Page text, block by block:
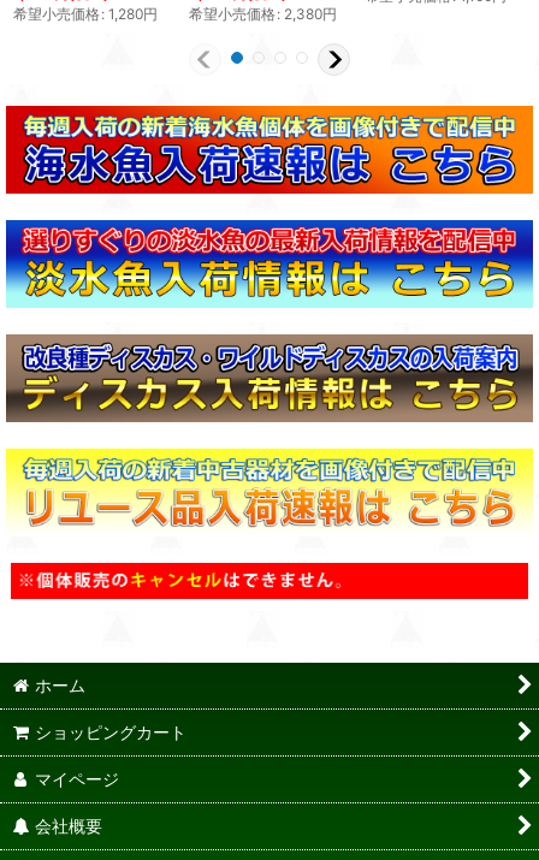
希望小売価格: 1,280円
希望小売価格: 2,380円
ホーム
ショッピングカート
マイページ
会社概要